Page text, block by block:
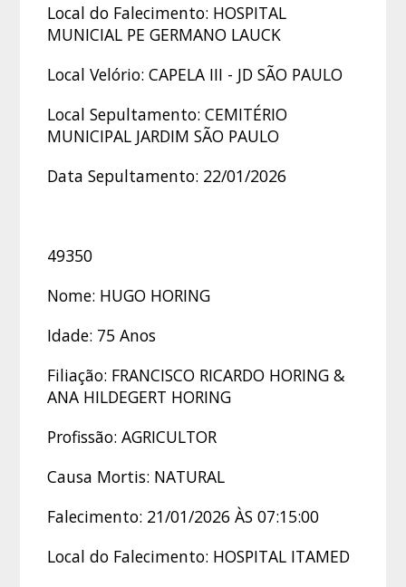
Local do Falecimento: HOSPITAL
MUNICIAL PE GERMANO LAUCK
Local Velório: CAPELA III - JD SÃO PAULO
Local Sepultamento: CEMITÉRIO
MUNICIPAL JARDIM SÃO PAULO
Data Sepultamento: 22/01/2026
49350
Nome: HUGO HORING
Idade: 75 Anos
Filiação: FRANCISCO RICARDO HORING &
ANA HILDEGERT HORING
Profissão: AGRICULTOR
Causa Mortis: NATURAL
Falecimento: 21/01/2026 ÀS 07:15:00
Local do Falecimento: HOSPITAL ITAMED